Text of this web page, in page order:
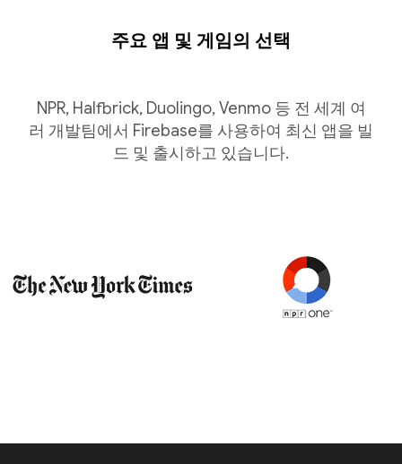
주요 앱 및 게임의 선택
NPR, Halfbrick, Duolingo, Venmo 등 전 세계 여
러 개발팀에서 Firebase를 사용하여 최신 앱을 빌
드 및 출시하고 있습니다.